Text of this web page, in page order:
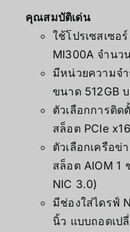
คุณสมบัติเด่น
ใช้โปรเซสเซอ
MI300A จำนว
มีหน่วยความจ
ขนาด 512GB
ตัวเลือกการติด
สล็อต PCIe
ตัวเลือกเครือข่
สล็อต AIOM 1
NIC 3.0)
มีช่องใส่ไดรฟ์
นิ้ว แบบถอดเป